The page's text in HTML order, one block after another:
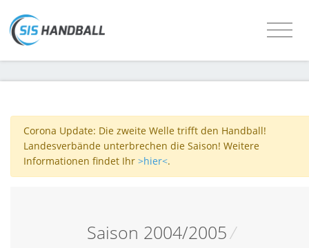
Corona Update: Die zweite Welle trifft den Handball!
Landesverbände unterbrechen die Saison! Weitere
Informationen findet Ihr >hier<.
Saison 2004/2005/